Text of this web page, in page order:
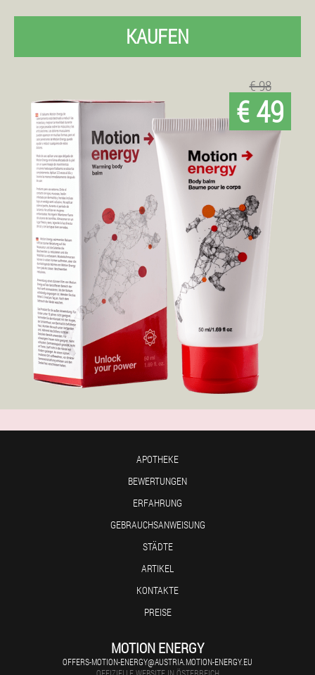
KAUFEN
€ 98
€ 49
APOTHEKE
BEWERTUNGEN
ERFAHRUNG
GEBRAUCHSANWEISUNG
STÄDTE
ARTIKEL
KONTAKTE
PREISE
MOTION ENERGY
OFFERS-MOTION-ENERGY@AUSTRIA.MOTION-ENERGY.EU